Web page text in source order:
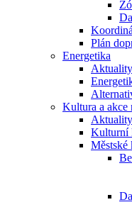
Plán
Energetika
Aktuality
Kultura a akce
Aktuality
Kulturní